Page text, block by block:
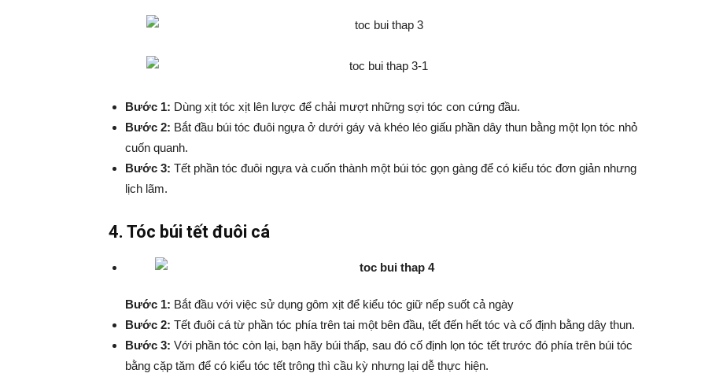
Bước 1: Dùng xịt tóc xịt lên lược để chải mượt những sợi tóc con cứng đầu.
Bước 2: Bắt đầu búi tóc đuôi ngựa ở dưới gáy và khéo léo giấu phần dây thun bằng một lọn tóc nhỏ
cuốn quanh.
Bước 3: Tết phần tóc đuôi ngựa và cuốn thành một búi tóc gọn gàng để có kiểu tóc đơn giản nhưng
lịch lãm.
4. Tóc búi tết đuôi cá
Bước 1: Bắt đầu với việc sử dụng gôm xịt để kiểu tóc giữ nếp suốt cả ngày
Bước 2: Tết đuôi cá từ phần tóc phía trên tai một bên đầu, tết đến hết tóc và cố định bằng dây thun.
Bước 3: Với phần tóc còn lại, bạn hãy búi thấp, sau đó cố định lọn tóc tết trước đó phía trên búi tóc
bằng cặp tăm để có kiểu tóc tết trông thì cầu kỳ nhưng lại dễ thực hiện.